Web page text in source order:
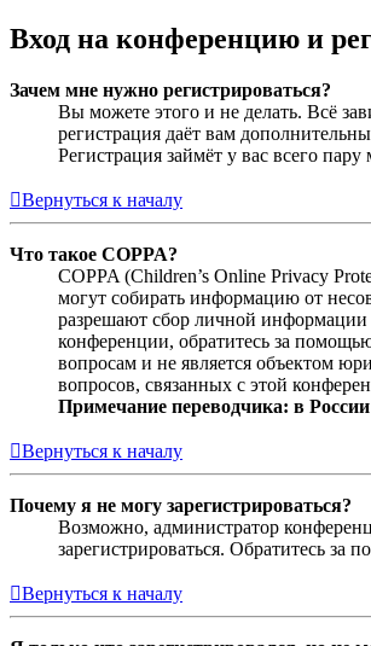
Вход на конференцию и
Зачем мне нужно регистрироваться?
Вы можете этого и не делать. Всё
регистрация даёт вам
Регистрация займёт у вас всего
Вернуться к началу
Что такое COPPA?
COPPA (Children’s Online Privacy
могут собирать информацию от
разрешают сбор личной
конференции, обратитесь за
вопросам и не является объектом
вопросов, связанных с этой
Примечание переводчика: в
Вернуться к началу
Почему я не могу зарегистрироваться?
Возможно, администратор
зарегистрироваться. Обратитесь
Вернуться к началу